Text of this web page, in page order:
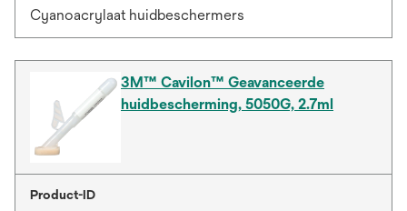
Cyanoacrylaat huidbeschermers
3M™ Cavilon™ Geavanceerde
huidbescherming, 5050G, 2.7ml
Product-ID